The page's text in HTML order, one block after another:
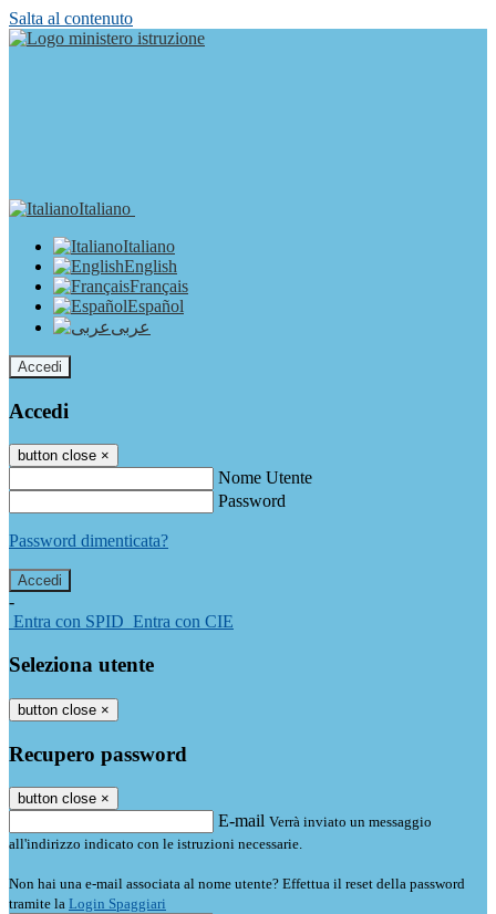
Salta al contenuto
Italiano
Italiano
English
Français
Español
عربى
Accedi
Accedi
button close ×
Nome Utente
Password
Password dimenticata?
-
Entra con SPID Entra con CIE
Seleziona utente
button close ×
Recupero password
button close ×
E-mail Verrà inviato un messaggio
all'indirizzo indicato con le istruzioni necessarie.
Non hai una e-mail associata al nome utente? Effettua il reset della password
tramite la Login Spaggiari